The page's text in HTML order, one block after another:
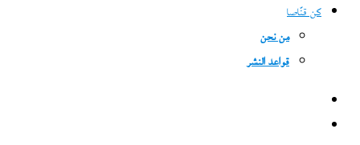
كن قنّاصا
من نحن
قواعد النشر